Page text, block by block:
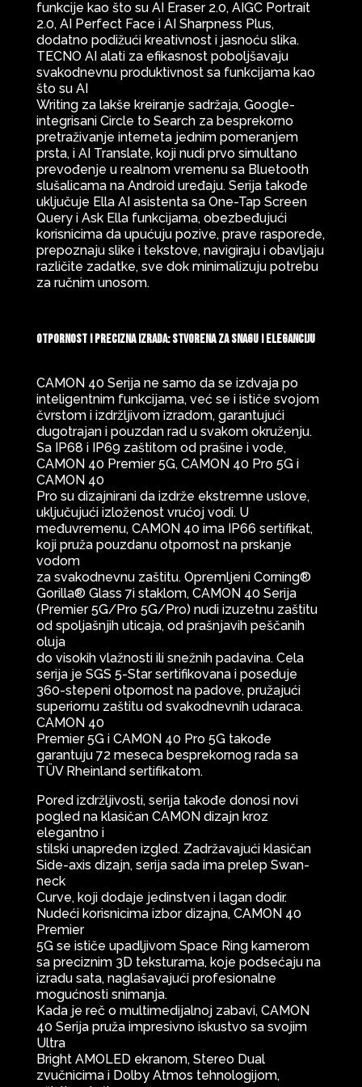
funkcije kao što su AI Eraser 2.0, AIGC Portrait
2.0, AI Perfect Face i AI Sharpness Plus,
dodatno podižući kreativnost i jasnoću slika.
TECNO AI alati za efikasnost poboljšavaju
svakodnevnu produktivnost sa funkcijama kao
što su AI
Writing za lakše kreiranje sadržaja, Google-
integrisani Circle to Search za besprekorno
pretraživanje interneta jednim pomeranjem
prsta, i AI Translate, koji nudi prvo simultano
prevođenje u realnom vremenu sa Bluetooth
slušalicama na Android uređaju. Serija takođe
uključuje Ella AI asistenta sa One-Tap Screen
Query i Ask Ella funkcijama, obezbeđujući
korisnicima da upućuju pozive, prave rasporede,
prepoznaju slike i tekstove, navigiraju i obavljaju
različite zadatke, sve dok minimalizuju potrebu
za ručnim unosom.
Otpornost i precizna izrada: Stvorena za snagu i eleganciju
CAMON 40 Serija ne samo da se izdvaja po
inteligentnim funkcijama, već se i ističe svojom
čvrstom i izdržljivom izradom, garantujući
dugotrajan i pouzdan rad u svakom okruženju.
Sa IP68 i IP69 zaštitom od prašine i vode,
CAMON 40 Premier 5G, CAMON 40 Pro 5G i
CAMON 40
Pro su dizajnirani da izdrže ekstremne uslove,
uključujući izloženost vrućoj vodi. U
međuvremenu, CAMON 40 ima IP66 sertifikat,
koji pruža pouzdanu otpornost na prskanje
vodom
za svakodnevnu zaštitu. Opremljeni Corning®
Gorilla® Glass 7i staklom, CAMON 40 Serija
(Premier 5G/Pro 5G/Pro) nudi izuzetnu zaštitu
od spoljašnjih uticaja, od prašnjavih peščanih
oluja
do visokih vlažnosti ili snežnih padavina. Cela
serija je SGS 5-Star sertifikovana i poseduje
360-stepeni otpornost na padove, pružajući
superiornu zaštitu od svakodnevnih udaraca.
CAMON 40
Premier 5G i CAMON 40 Pro 5G takođe
garantuju 72 meseca besprekornog rada sa
TÜV Rheinland sertifikatom.
Pored izdržljivosti, serija takođe donosi novi
pogled na klasičan CAMON dizajn kroz
elegantno i
stilski unapređen izgled. Zadržavajući klasičan
Side-axis dizajn, serija sada ima prelep Swan-
neck
Curve, koji dodaje jedinstven i lagan dodir.
Nudeći korisnicima izbor dizajna, CAMON 40
Premier
5G se ističe upadljivom Space Ring kamerom
sa preciznim 3D teksturama, koje podsećaju na
izradu sata, naglašavajući profesionalne
mogućnosti snimanja.
Kada je reč o multimedijalnoj zabavi, CAMON
40 Serija pruža impresivno iskustvo sa svojim
Ultra
Bright AMOLED ekranom, Stereo Dual
zvučnicima i Dolby Atmos tehnologijom,